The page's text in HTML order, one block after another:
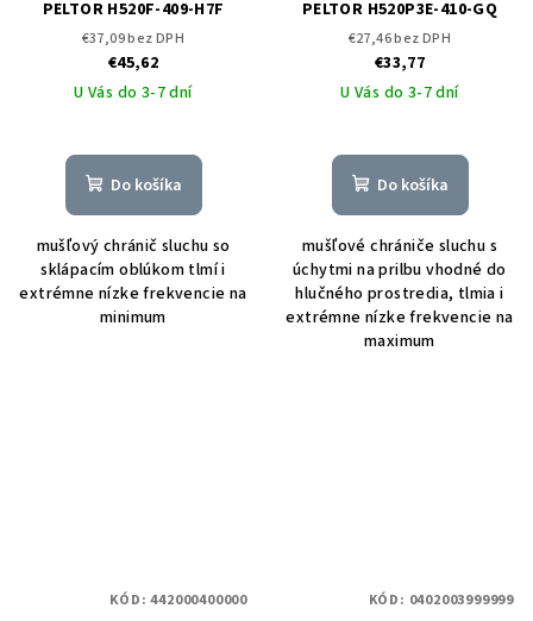
PELTOR H520F-409-H7F
€37,09 bez DPH
€45,62
U Vás do 3-7 dní
Do košíka
mušľový chránič sluchu so
sklápacím oblúkom tlmí i
extrémne nízke frekvencie na
minimum
PELTOR H520P3E-410-GQ
€27,46 bez DPH
€33,77
U Vás do 3-7 dní
Do košíka
mušľové chrániče sluchu s
úchytmi na prilbu vhodné do
hlučného prostredia, tlmia i
extrémne nízke frekvencie na
maximum
KÓD:442000400000 KÓD: 0402003999999